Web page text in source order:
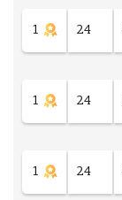
1 24
1 24
1 24